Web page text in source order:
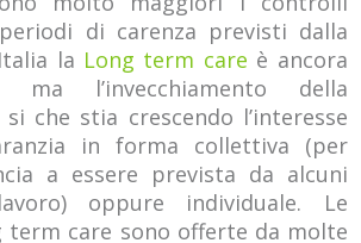
di carenza previsti dalla
la Long term care è ancora
ma l’invecchiamento della
che stia crescendo l’interesse
in forma collettiva (per
a essere prevista da alcuni
oppure individuale. Le
term care sono offerte da molte